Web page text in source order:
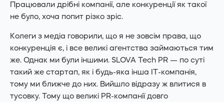
Працювали дрібні компанії, але конкуренції як такої
не було, хоча попит різко зріс.
Колеги з медіа говорили, що я не зовсім права, що
конкуренція є, і все великі агентства займаються тим
же. Однак ми були іншими. SLOVA Tech PR — по суті
такий же стартап, як і будь-яка інша IT-компанія,
тому ми ближче до них. Вийшло відразу ж влитися в
тусовку. Тому що великі PR-компанії довго